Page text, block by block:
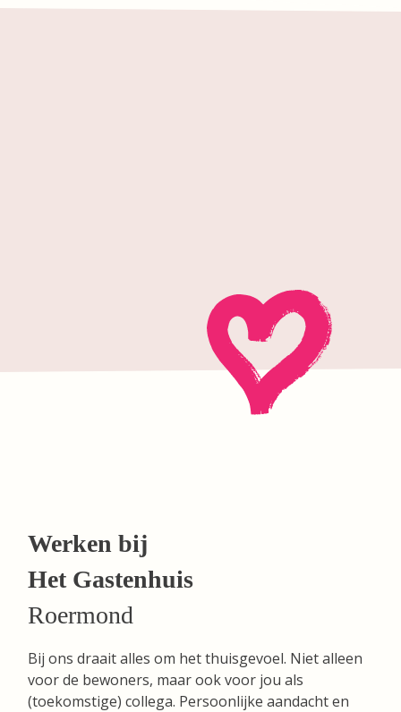
Werken bij
Het Gastenhuis
Roermond
Bij ons draait alles om het thuisgevoel. Niet alleen
voor de bewoners, maar ook voor jou als
(toekomstige) collega. Persoonlijke aandacht en